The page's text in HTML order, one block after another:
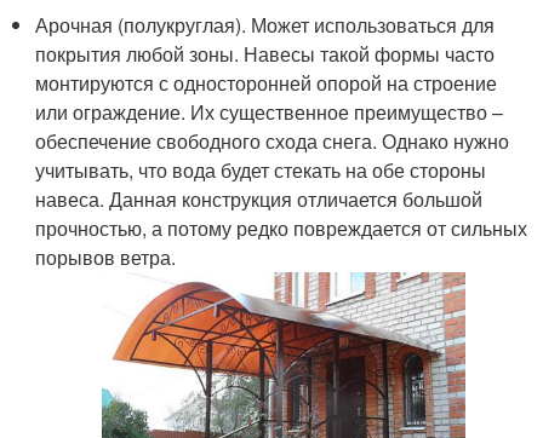
Арочная (полукруглая). Может использоваться для
покрытия любой зоны. Навесы такой формы часто
монтируются с односторонней опорой на строение
или ограждение. Их существенное преимущество –
обеспечение свободного схода снега. Однако нужно
учитывать, что вода будет стекать на обе стороны
навеса. Данная конструкция отличается большой
прочностью, а потому редко повреждается от сильных
порывов ветра.